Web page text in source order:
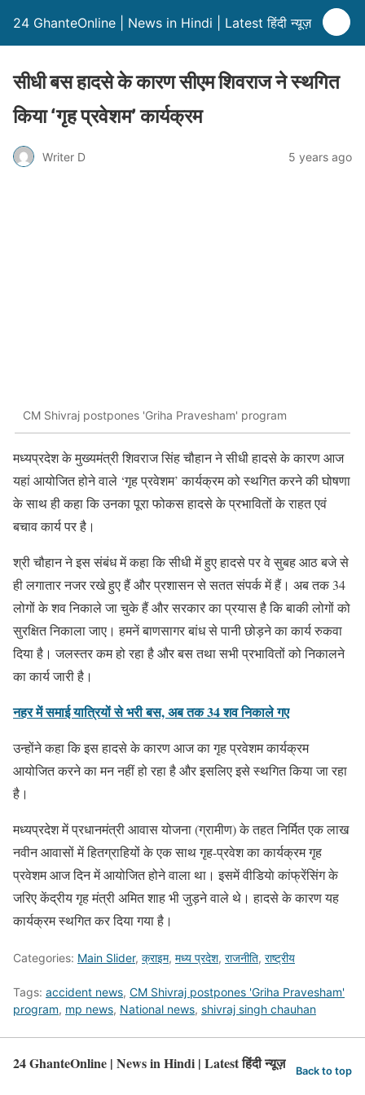
24 GhanteOnline | News in Hindi | Latest हिंदी न्यूज़
सीधी बस हादसे के कारण सीएम शिवराज ने स्थगित
किया ‘गृह प्रवेशम’ कार्यक्रम
Writer D 5 years ago
CM Shivraj postpones 'Griha Pravesham' program
मध्यप्रदेश के मुख्यमंत्री शिवराज सिंह चौहान ने सीधी हादसे के कारण आज
यहां आयोजित होने वाले ‘गृह प्रवेशम’ कार्यक्रम को स्थगित करने की घोषणा
के साथ ही कहा कि उनका पूरा फोकस हादसे के प्रभावितों के राहत एवं
बचाव कार्य पर है।
श्री चौहान ने इस संबंध में कहा कि सीधी में हुए हादसे पर वे सुबह आठ बजे से
ही लगातार नजर रखे हुए हैं और प्रशासन से सतत संपर्क में हैं। अब तक 34
लोगों के शव निकाले जा चुके हैं और सरकार का प्रयास है कि बाकी लोगों को
सुरक्षित निकाला जाए। हमनें बाणसागर बांध से पानी छोड़ने का कार्य रुकवा
दिया है। जलस्तर कम हो रहा है और बस तथा सभी प्रभावितों को निकालने
का कार्य जारी है।
नहर में समाई यात्रियों से भरी बस, अब तक 34 शव निकाले गए
उन्होंने कहा कि इस हादसे के कारण आज का गृह प्रवेशम कार्यक्रम
आयोजित करने का मन नहीं हो रहा है और इसलिए इसे स्थगित किया जा रहा
है।
मध्यप्रदेश में प्रधानमंत्री आवास योजना (ग्रामीण) के तहत निर्मित एक लाख
नवीन आवासों में हितग्राहियों के एक साथ गृह-प्रवेश का कार्यक्रम गृह
प्रवेशम आज दिन में आयोजित होने वाला था। इसमें वीडियाे कांफ्रेंसिंग के
जरिए केंद्रीय गृह मंत्री अमित शाह भी जुड़ने वाले थे। हादसे के कारण यह
कार्यक्रम स्थगित कर दिया गया है।
Categories: Main Slider, क्राइम, मध्य प्रदेश, राजनीति, राष्ट्रीय
Tags: accident news, CM Shivraj postpones 'Griha Pravesham'
program, mp news, National news, shivraj singh chauhan
24 GhanteOnline | News in Hindi | Latest हिंदी न्यूज़ Back to top